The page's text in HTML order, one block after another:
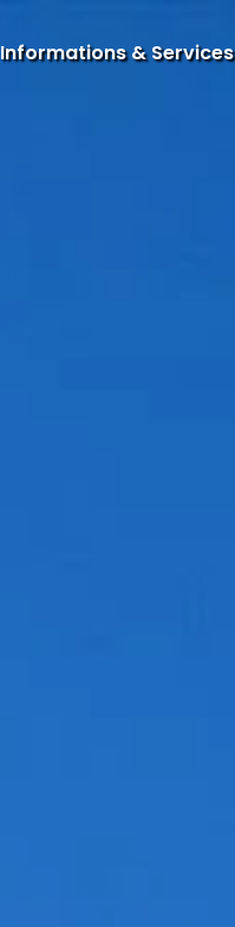
Informations & Services